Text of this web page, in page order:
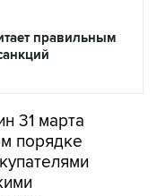
правильным
31 марта
порядке